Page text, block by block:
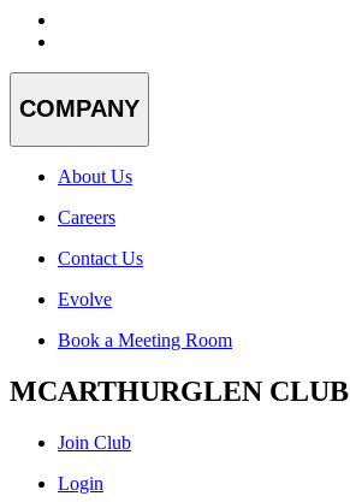
COMPANY
About Us
Careers
Contact Us
Evolve
Book a Meeting Room
MCARTHURGLEN CLUB
Join Club
Login